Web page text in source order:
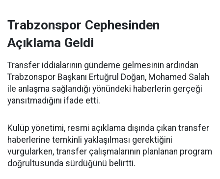
Trabzonspor Cephesinden
Açıklama Geldi
Transfer iddialarının gündeme gelmesinin ardından
Trabzonspor Başkanı Ertuğrul Doğan, Mohamed Salah
ile anlaşma sağlandığı yönündeki haberlerin gerçeği
yansıtmadığını ifade etti.
Kulüp yönetimi, resmi açıklama dışında çıkan transfer
haberlerine temkinli yaklaşılması gerektiğini
vurgularken, transfer çalışmalarının planlanan program
doğrultusunda sürdüğünü belirtti.